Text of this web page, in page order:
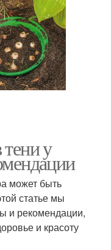
у
может быть
статье мы
и рекомендации,
и красоту